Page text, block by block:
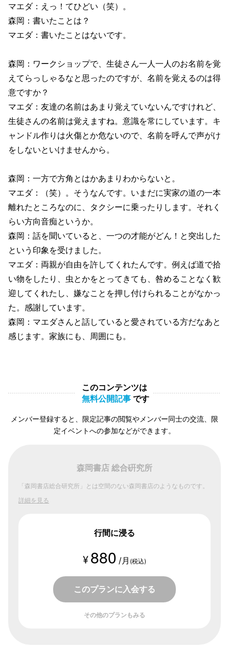
マエダ：えっ！てひどい（笑）。
森岡：書いたことは？
マエダ：書いたことはないです。
森岡：ワークショップで、生徒さん一人一人のお名前を覚
えてらっしゃるなと思ったのですが、名前を覚えるのは得
意ですか？
マエダ：友達の名前はあまり覚えていないんですけれど、
生徒さんの名前は覚えますね。意識を常にしています。キ
ャンドル作りは火傷とか危ないので、名前を呼んで声がけ
をしないといけませんから。
森岡：一方で方角とはかあまりわからないと。
マエダ：（笑）。そうなんです。いまだに実家の道の一本
離れたところなのに、タクシーに乗ったりします。それく
らい方向音痴というか。
森岡：話を聞いていると、一つの才能がどん！と突出した
という印象を受けました。
マエダ：両親が自由を許してくれたんです。例えば道で拾
い物をしたり、虫とかをとってきても、咎めることなく歓
迎してくれたし、嫌なことを押し付けられることがなかっ
た。感謝しています。
森岡：マエダさんと話していると愛されている方だなあと
感じます。家族にも、周囲にも。
このコンテンツは
無料公開記事 です
メンバー登録すると、限定記事の閲覧やメンバー同士の交流、限
定イベントへの参加などができます。
森岡書店 総合硏究所
「森岡書店総合研究所」とは空間のない森岡書店のようなものです。
詳細を見る
行間に浸る
¥ 880 /月 (税込)
このプランに入会する
その他のプランもみる